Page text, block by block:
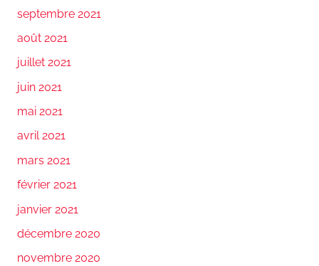
septembre 2021
août 2021
juillet 2021
juin 2021
mai 2021
avril 2021
mars 2021
février 2021
janvier 2021
décembre 2020
novembre 2020